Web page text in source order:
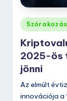
Posted
in
Szórakozás
2025-ös
jönni
Az elmúlt
innovációja a